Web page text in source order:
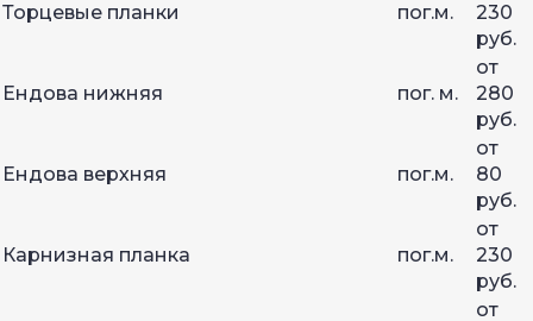
Торцевые планки пог.м.
230
руб.
Ендова нижняя пог. м.
от
280
руб.
Ендова верхняя пог.м.
от
80
руб.
Карнизная планка пог.м.
от
230
руб.
от